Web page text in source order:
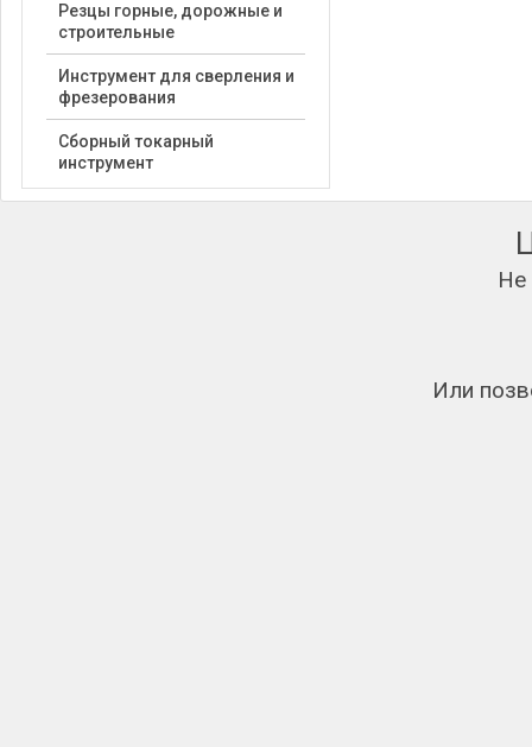
Резцы горные, дорожные и
строительные
Инструмент для сверления и
фрезерования
Сборный токарный
инструмент
Не
Или